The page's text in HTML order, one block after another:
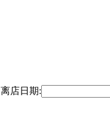
离店日期: